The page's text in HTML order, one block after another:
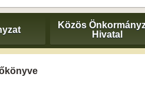
Közös
Hivatal